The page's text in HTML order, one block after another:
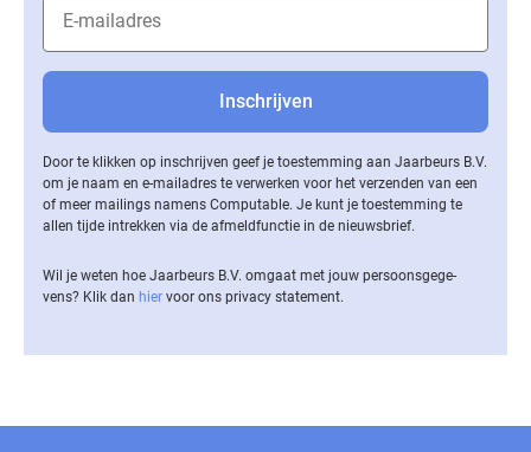
Door te klikken op inschrijven geef je toestemming aan Jaarbeurs B.V.
om je naam en e-mailadres te verwerken voor het verzenden van een
of meer mailings namens Computable. Je kunt je toestemming te
allen tijde intrekken via de af­meld­func­tie in de nieuwsbrief.
Wil je weten hoe Jaarbeurs B.V. omgaat met jouw per­soons­ge­ge­
vens? Klik dan hier voor ons privacy statement.